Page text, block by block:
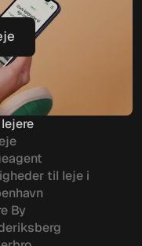
til leje i
By